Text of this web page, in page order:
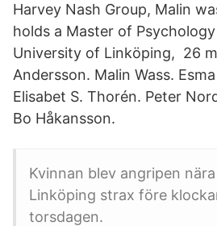
Harvey Nash Group, Malin
holds a Master of
University of Linköping, 26
Andersson. Malin Wass.
Elisabet S. Thorén. Peter
Bo Håkansson.
Kvinnan blev angripen
Linköping strax före
torsdagen.